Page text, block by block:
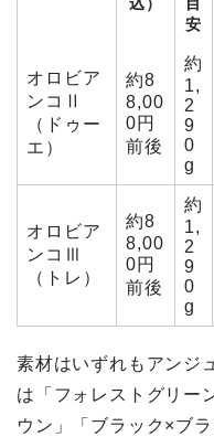
安
オロビア
ンコⅡ
（ドゥー
エ）
約8
8,00
0円
前後
約
1,
2
9
0
g
オロビア
ンコⅢ
（トレ）
約8
8,00
0円
前後
約
1,
2
9
0
g
素材はいずれもアンジ
は「フォレストグリー
ウン」「ブラック×ブ